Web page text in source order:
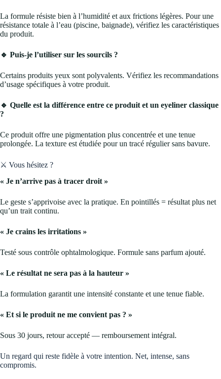
La formule résiste bien à l’humidité et aux frictions légères. Pour une
résistance totale à l’eau (piscine, baignade), vérifiez les caractéristiques
du produit.
🔹 Puis-je l’utiliser sur les sourcils ?
Certains produits yeux sont polyvalents. Vérifiez les recommandations
d’usage spécifiques à votre produit.
🔹 Quelle est la différence entre ce produit et un eyeliner classique
?
Ce produit offre une pigmentation plus concentrée et une tenue
prolongée. La texture est étudiée pour un tracé régulier sans bavure.
⚔️ Vous hésitez ?
« Je n’arrive pas à tracer droit »
Le geste s’apprivoise avec la pratique. En pointillés = résultat plus net
qu’un trait continu.
« Je crains les irritations »
Testé sous contrôle ophtalmologique. Formule sans parfum ajouté.
« Le résultat ne sera pas à la hauteur »
La formulation garantit une intensité constante et une tenue fiable.
« Et si le produit ne me convient pas ? »
Sous 30 jours, retour accepté — remboursement intégral.
Un regard qui reste fidèle à votre intention. Net, intense, sans
compromis.